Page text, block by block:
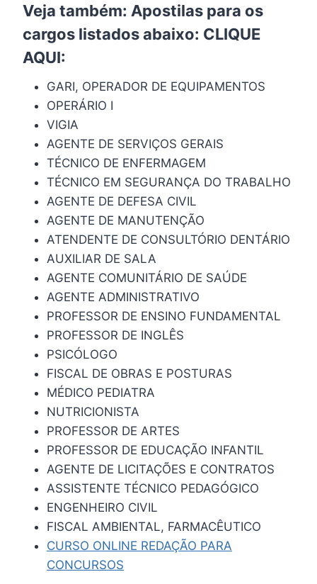
Veja também: Apostilas para os
cargos listados abaixo: CLIQUE
AQUI:
GARI, OPERADOR DE EQUIPAMENTOS
OPERÁRIO I
VIGIA
AGENTE DE SERVIÇOS GERAIS
TÉCNICO DE ENFERMAGEM
TÉCNICO EM SEGURANÇA DO TRABALHO
AGENTE DE DEFESA CIVIL
AGENTE DE MANUTENÇÃO
ATENDENTE DE CONSULTÓRIO DENTÁRIO
AUXILIAR DE SALA
AGENTE COMUNITÁRIO DE SAÚDE
AGENTE ADMINISTRATIVO
PROFESSOR DE ENSINO FUNDAMENTAL
PROFESSOR DE INGLÊS
PSICÓLOGO
FISCAL DE OBRAS E POSTURAS
MÉDICO PEDIATRA
NUTRICIONISTA
PROFESSOR DE ARTES
PROFESSOR DE EDUCAÇÃO INFANTIL
AGENTE DE LICITAÇÕES E CONTRATOS
ASSISTENTE TÉCNICO PEDAGÓGICO
ENGENHEIRO CIVIL
FISCAL AMBIENTAL, FARMACÊUTICO
CURSO ONLINE REDAÇÃO PARA
CONCURSOS